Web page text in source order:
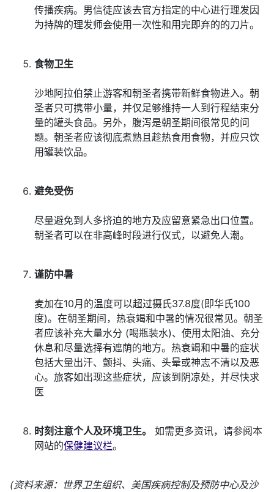
传播疾病。男信徒应该去官方指定的中心进行理发因
为持牌的理发师会使用一次性和用完即弃的的刀片。
食物卫生
沙地阿拉伯禁止游客和朝圣者携带新鲜食物进入。朝
圣者只可携带小量，并仅足够维持一人到行程结束分
量的罐头食品。另外，腹泻是朝圣期间很常见的问
题。朝圣者应该彻底煮熟且趁热食用食物，并应只饮
用罐装饮品。
避免受伤
尽量避免到人多挤迫的地方及应留意紧急出口位置。
朝圣者可以在非高峰时段进行仪式，以避免人潮。
谨防中暑
麦加在10月的温度可以超过摄氏37.8度(即华氏100
度)。在朝圣期间，热衰竭和中暑的情况很常见。朝圣
者应该补充大量水分 (喝瓶装水)、使用太阳油、充分
休息和尽量选择有遮荫的地方。热衰竭和中暑的症状
包括大量出汗、颤抖、头痛、头晕或神志不清以及恶
心。旅客如出现这些症状，应该到阴凉处，并尽快求
医
时刻注意个人及环境卫生。
如需更多资讯，请参阅本
网站的保健建议栏。
(资料来源：世界卫生组织、美国疾病控制及预防中心及沙